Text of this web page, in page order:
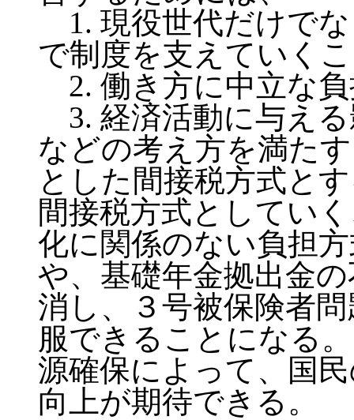
1. 現役世代だけで
で制度を支えていく
2. 働き方に中立な
3. 経済活動に与え
などの考え方を満た
とした間接税方式と
間接税方式としてい
化に関係のない負担
や、基礎年金拠出金
消し、３号被保険者
服できることになる
源確保によって、国
向上が期待できる。